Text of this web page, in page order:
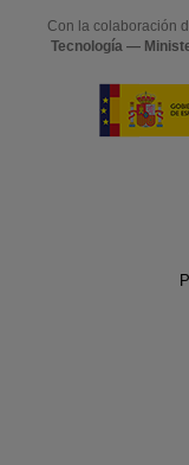
Con la colaboración
Tecnología —